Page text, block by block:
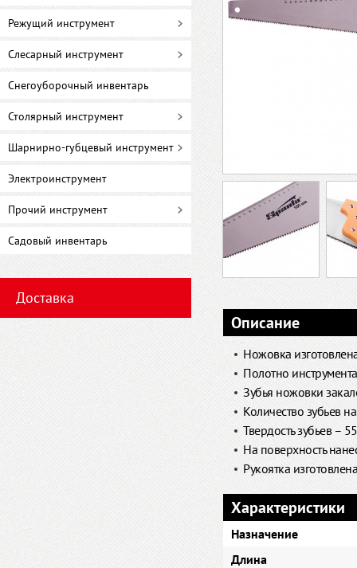
Режущий инструмент
Слесарный инструмент
Снегоуборочный инвентарь
Столярный инструмент
Шарнирно-губцевый инструмент
Электроинструмент
Прочий инструмент
Садовый инвентарь
Доставка
Описание
Ножовка
Полотно
Зубья ножовки
Количество зубьев
Твердость зубьев –
На поверхность
Рукоятка
Характеристики
Назначение
Длина